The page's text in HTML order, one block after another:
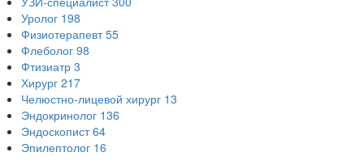
Уролог 198
Физиотерапевт 55
Флеболог 98
Фтизиатр 3
Хирург 217
Челюстно-лицевой хирург 13
Эндокринолог 136
Эндоскопист 64
Эпилептолог 16